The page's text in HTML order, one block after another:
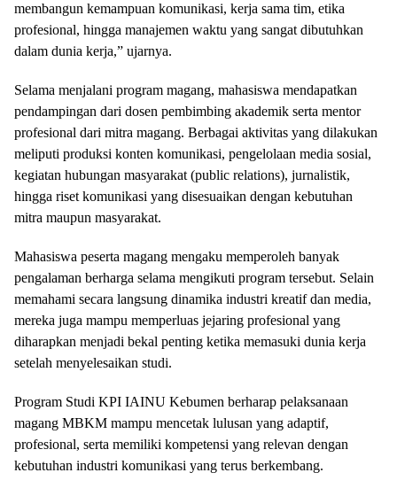
membangun kemampuan komunikasi, kerja sama tim, etika
profesional, hingga manajemen waktu yang sangat dibutuhkan
dalam dunia kerja,” ujarnya.
Selama menjalani program magang, mahasiswa mendapatkan
pendampingan dari dosen pembimbing akademik serta mentor
profesional dari mitra magang. Berbagai aktivitas yang dilakukan
meliputi produksi konten komunikasi, pengelolaan media sosial,
kegiatan hubungan masyarakat (public relations), jurnalistik,
hingga riset komunikasi yang disesuaikan dengan kebutuhan
mitra maupun masyarakat.
Mahasiswa peserta magang mengaku memperoleh banyak
pengalaman berharga selama mengikuti program tersebut. Selain
memahami secara langsung dinamika industri kreatif dan media,
mereka juga mampu memperluas jejaring profesional yang
diharapkan menjadi bekal penting ketika memasuki dunia kerja
setelah menyelesaikan studi.
Program Studi KPI IAINU Kebumen berharap pelaksanaan
magang MBKM mampu mencetak lulusan yang adaptif,
profesional, serta memiliki kompetensi yang relevan dengan
kebutuhan industri komunikasi yang terus berkembang.